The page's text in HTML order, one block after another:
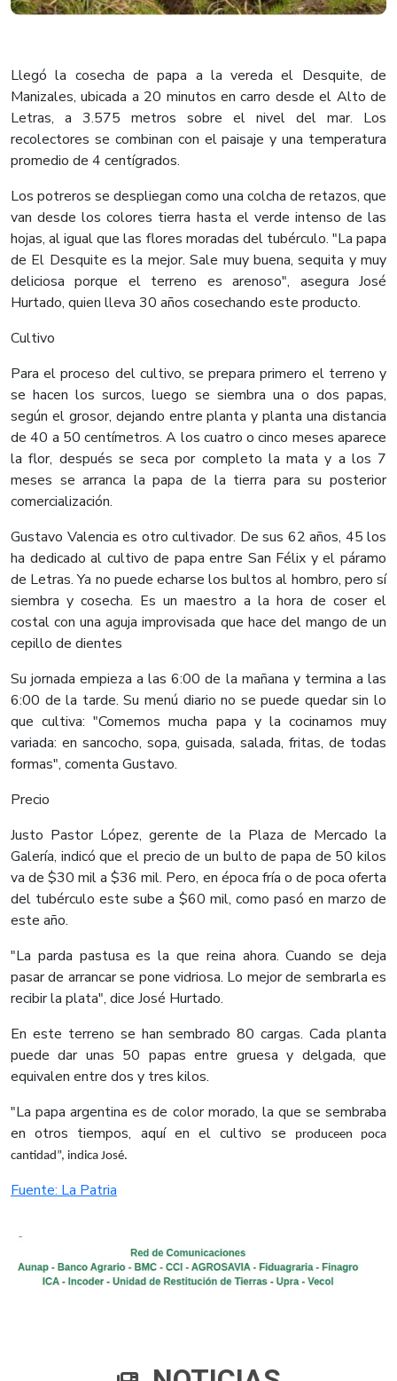
Llegó la cosecha de papa a la vereda el Desquite, de
Manizales, ubicada a 20 minutos en carro desde el Alto de
Letras, a 3.575 metros sobre el nivel del mar. Los
recolectores se combinan con el paisaje y una temperatura
promedio de 4 centígrados.
Los potreros se despliegan como una colcha de retazos, que
van desde los colores tierra hasta el verde intenso de las
hojas, al igual que las flores moradas del tubérculo. "La papa
de El Desquite es la mejor. Sale muy buena, sequita y muy
deliciosa porque el terreno es arenoso", asegura José
Hurtado, quien lleva 30 años cosechando este producto.
Cultivo
Para el proceso del cultivo, se prepara primero el terreno y
se hacen los surcos, luego se siembra una o dos papas,
según el grosor, dejando entre planta y planta una distancia
de 40 a 50 centímetros. A los cuatro o cinco meses aparece
la flor, después se seca por completo la mata y a los 7
meses se arranca la papa de la tierra para su posterior
comercialización.
Gustavo Valencia es otro cultivador. De sus 62 años, 45 los
ha dedicado al cultivo de papa entre San Félix y el páramo
de Letras. Ya no puede echarse los bultos al hombro, pero sí
siembra y cosecha. Es un maestro a la hora de coser el
costal con una aguja improvisada que hace del mango de un
cepillo de dientes
Su jornada empieza a las 6:00 de la mañana y termina a las
6:00 de la tarde. Su menú diario no se puede quedar sin lo
que cultiva: "Comemos mucha papa y la cocinamos muy
variada: en sancocho, sopa, guisada, salada, fritas, de todas
formas", comenta Gustavo.
Precio
Justo Pastor López, gerente de la Plaza de Mercado la
Galería, indicó que el precio de un bulto de papa de 50 kilos
va de $30 mil a $36 mil. Pero, en época fría o de poca oferta
del tubérculo este sube a $60 mil, como pasó en marzo de
este año.
"La parda pastusa es la que reina ahora. Cuando se deja
pasar de arrancar se pone vidriosa. Lo mejor de sembrarla es
recibir la plata", dice José Hurtado.
En este terreno se han sembrado 80 cargas. Cada planta
puede dar unas 50 papas entre gruesa y delgada, que
equivalen entre dos y tres kilos.
"La papa argentina es de color morado, la que se sembraba
en otros tiempos, aquí en el cultivo se
produceen poca
cantidad”, indica José.
Fuente: La Patria